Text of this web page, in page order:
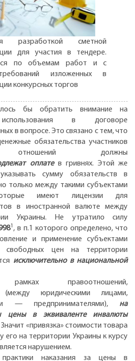
разработкой сметной
для участия в тендере.
по объемам работ и с
изложенных в
конкурсных торгов
бы обратить внимание на
использования в договоре
в вопросе. Это связано с тем, что
обязательства участников
отношений должны
оплатев гривнях. Этой же
сумму обязательств в
только между такими субъектами
имеют лицензии для
в иностранной валюте между
Украины. Не утратило силу
1 , в п.1 которого определено, что
и применение субъектами
свободных цен на территории
исключительно в национальной
правоотношений,
юридическими лицами,
— предпринимателями), на
цены в эквиваленте инвалюты
Значит «привязка» стоимости товара
его на территории Украины к курсу
нарушением.
практики наказания за цены в